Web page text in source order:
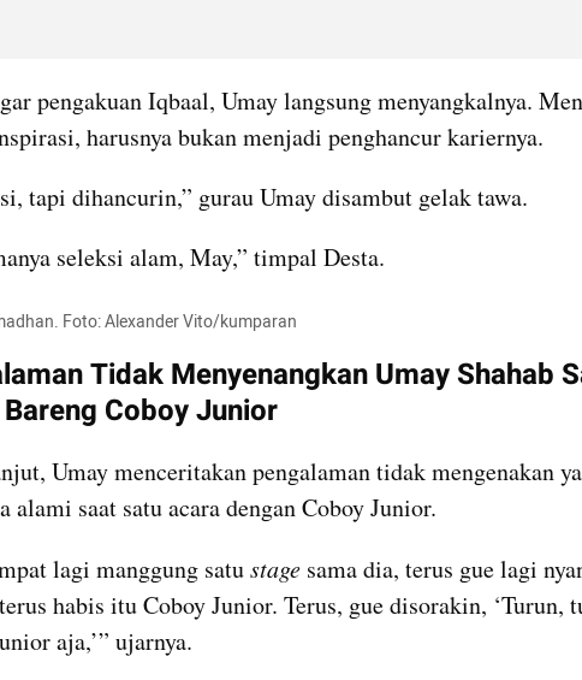
pengakuan Iqbaal, Umay langsung menyangkalnya.
harusnya bukan menjadi penghancur kariernya.
tapi dihancurin,” gurau Umay disambut gelak tawa.
seleksi alam, May,” timpal Desta.
Foto: Alexander Vito/kumparan
Tidak Menyenangkan Umay Shahab
Coboy Junior
Umay menceritakan pengalaman tidak mengenakan
alami saat satu acara dengan Coboy Junior.
lagi manggung satu stage sama dia, terus gue lagi
habis itu Coboy Junior. Terus, gue disorakin, ‘Turun,
aja,’” ujarnya.